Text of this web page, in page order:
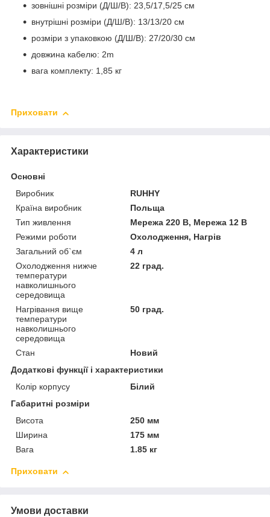
зовнішні розміри (Д/Ш/В): 23,5/17,5/25 см
внутрішні розміри (Д/Ш/В): 13/13/20 см
розміри з упаковкою (Д/Ш/В): 27/20/30 см
довжина кабелю: 2m
вага комплекту: 1,85 кг
Приховати
Характеристики
Основні
Виробник
RUHHY
Країна виробник
Польща
Тип живлення
Мережа 220 В, Мережа 12 В
Режими роботи
Охолодження, Нагрів
Загальний об`єм
4 л
Охолодження нижче
температури
навколишнього
середовища
22 град.
Нагрівання вище
температури
навколишнього
середовища
50 град.
Стан
Новий
Додаткові функції і характеристики
Колір корпусу
Білий
Габаритні розміри
Висота
250 мм
Ширина
175 мм
Вага
1.85 кг
Приховати
Умови доставки